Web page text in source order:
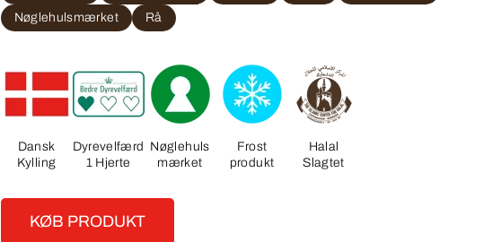
Nøglehulsmærket
Rå
Dansk
Kylling
Dyrevelfærd
1 Hjerte
Nøglehuls
mærket
Frost
produkt
Halal
Slagtet
KØB PRODUKT